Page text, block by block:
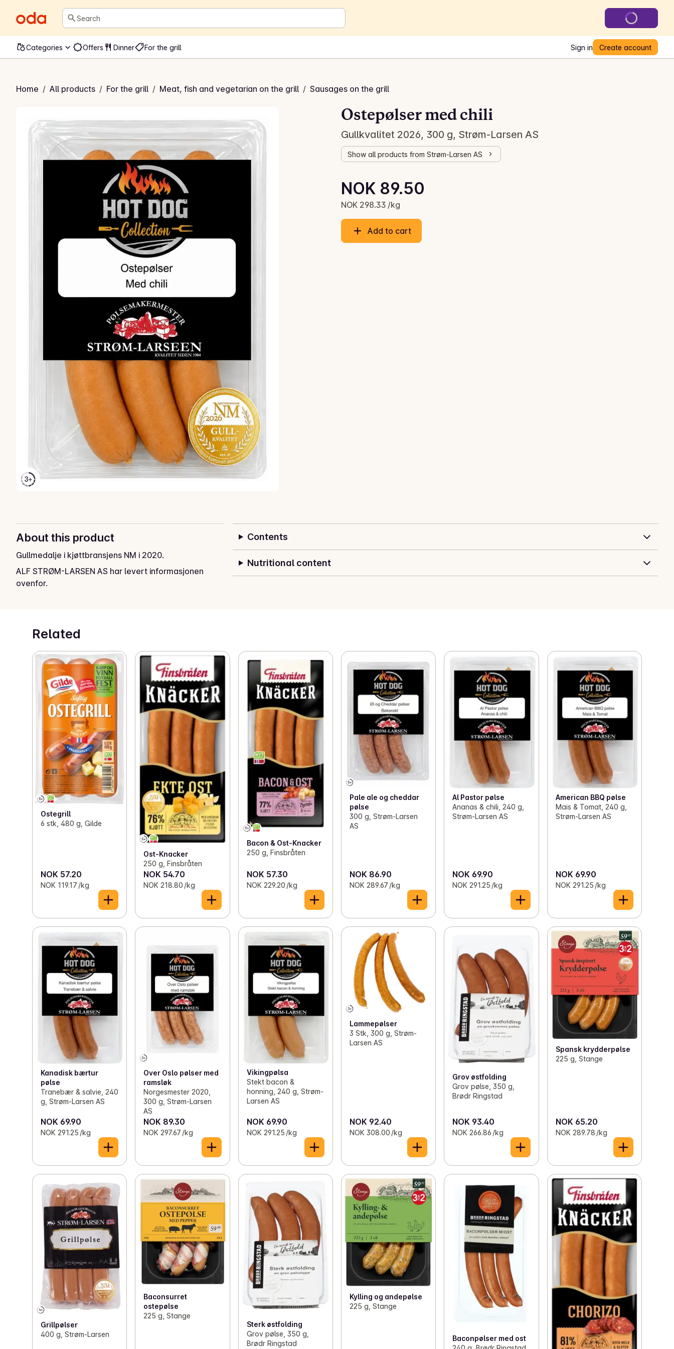
Search
Categories Offers Dinner For the grill Sign in Create account
Home / All products / For the grill / Meat, fish and vegetarian on the grill / Sausages on the grill
med chili
Ostepølser med chili
Gullkvalitet 2026, 300 g, Strøm-Larsen AS
Show all products from Strøm-Larsen AS
Current price is: NOK 89.50
NOK 89.50
NOK 298.33 /kg
Unit price: NOK 298.33 /kg
Add to cart
About this product
Gullmedalje i kjøttbransjens NM i 2020.
ALF STRØM-LARSEN AS har levert informasjonen
ovenfor.
Contents
Nutritional content
Related
Ostegrill
6 stk, 480 g, Gilde
NOK 57.20
NOK 119.17 /kg
Ost-Knacker
250 g, Finsbråten
NOK 54.70
NOK 218.80 /kg
Bacon & Ost-Knacker
250 g, Finsbråten
NOK 57.30
NOK 229.20 /kg
Pale ale og cheddar
pølse
300 g, Strøm-Larsen
AS
NOK 86.90
NOK 289.67 /kg
Al Pastor pølse
Ananas & chili, 240 g,
Strøm-Larsen AS
NOK 69.90
NOK 291.25 /kg
American BBQ pølse
Mais & Tomat, 240 g,
Strøm-Larsen AS
NOK 69.90
NOK 291.25 /kg
Kanadisk bærtur
pølse
Tranebær & salvie, 240
g, Strøm-Larsen AS
NOK 69.90
NOK 291.25 /kg
Over Oslo pølser med
ramsløk
Norgesmester 2020,
300 g, Strøm-Larsen
AS
NOK 89.30
NOK 297.67 /kg
Vikingpølsa
Stekt bacon &
honning, 240 g, Strøm-
Larsen AS
NOK 69.90
NOK 291.25 /kg
Lammepølser
3 Stk, 300 g, Strøm-
Larsen AS
NOK 92.40
NOK 308.00 /kg
Grov østfolding
Grov pølse, 350 g,
Brødr Ringstad
NOK 93.40
NOK 266.86 /kg
Spansk krydderpølse
225 g, Stange
NOK 65.20
NOK 289.78 /kg
Grillpølser
400 g, Strøm-Larsen
Baconsurret
ostepølse
225 g, Stange
Sterk østfolding
Grov pølse, 350 g,
Brødr Ringstad
Kylling og andepølse
225 g, Stange
Baconpølser med ost